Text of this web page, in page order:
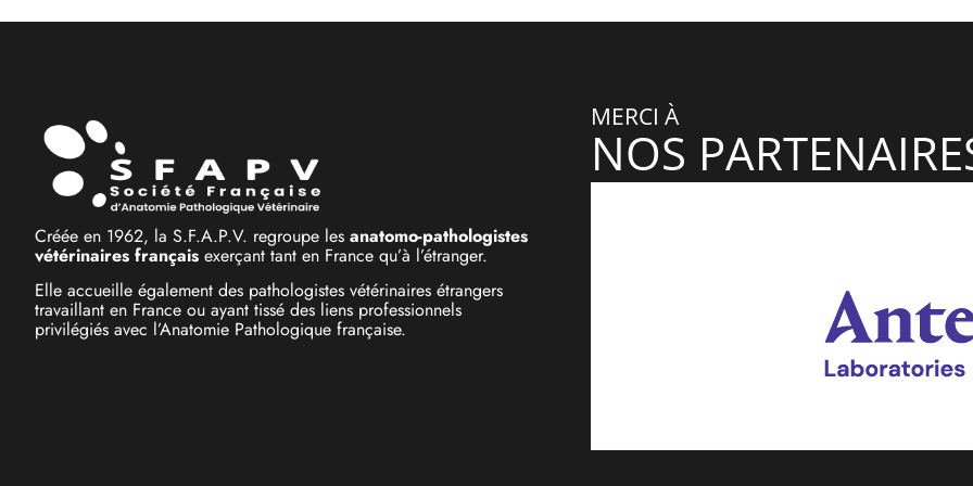
Créée en 1962, la S.F.A.P.V. regroupe les anatomo-pathologistes
vétérinaires français exerçant tant en France qu’à l’étranger.
Elle accueille également des pathologistes vétérinaires étrangers
travaillant en France ou ayant tissé des liens professionnels
privilégiés avec l’Anatomie Pathologique française.
MERCI À
NOS